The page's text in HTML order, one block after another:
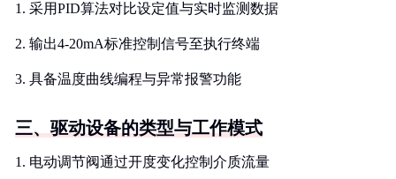
1. 采用PID算法对比设定值与实时监测数据
2. 输出4-20mA标准控制信号至执行终端
3. 具备温度曲线编程与异常报警功能
三、驱动设备的类型与工作模式
1. 电动调节阀通过开度变化控制介质流量